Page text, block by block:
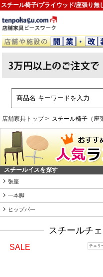
スチール椅子/プライウッド/座張り無
店舗家具トップ スチール椅子（座
スチールイスを探す
張座
一本脚
ヒップバー
スチールチ
SALE チェリ